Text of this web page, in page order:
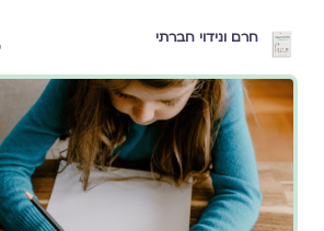
חרם ונידוי חברתי